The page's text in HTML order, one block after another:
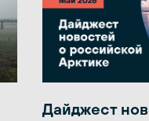
Дайджест